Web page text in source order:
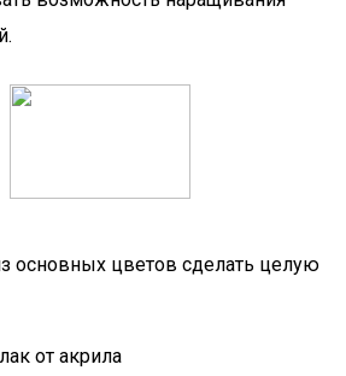
основных цветов сделать целую
от акрила